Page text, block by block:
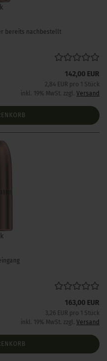
bereits nachbestellt
142,00 EUR
2,84 EUR pro 1 Stück
inkl. 19% MwSt. zzgl. Versand
163,00 EUR
3,26 EUR pro 1 Stück
inkl. 19% MwSt. zzgl. Versand